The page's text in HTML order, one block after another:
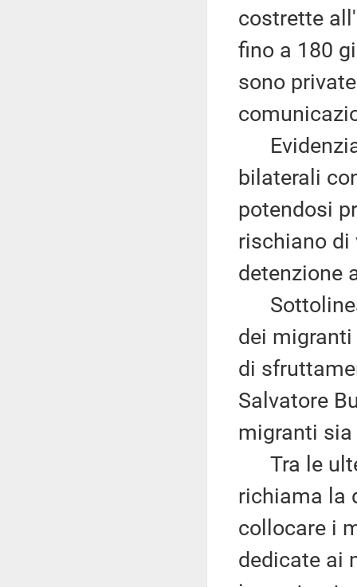
costrette
fino a 180
sono
Evidenzia
bilaterali
potendosi
rischiano di
detenzione
dei
di
Salvatore
migranti
Tra le
richiama la
collocare i
dedicate ai